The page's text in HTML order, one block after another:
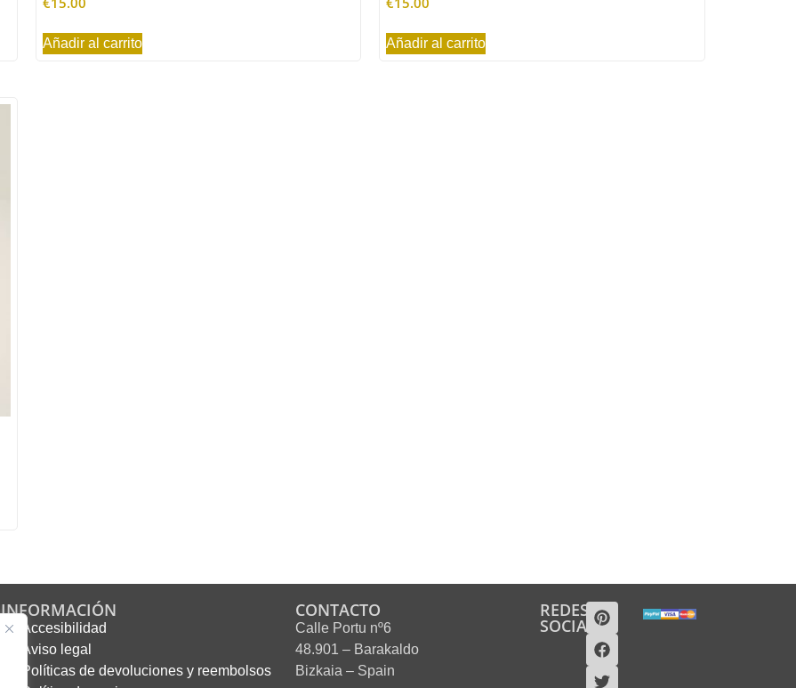
Añadir al carrito Añadir al carrito
INFORMACIÓN
Accesibilidad
Aviso legal
Políticas de devoluciones y reembolsos
CONTACTO
Calle Portu nº6
48.901 – Barakaldo
Bizkaia – Spain
REDES
SOCIALES